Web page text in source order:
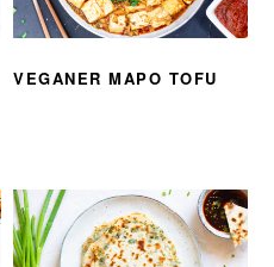
VEGANER MAPO TOFU